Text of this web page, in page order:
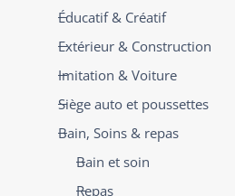
Éducatif & Créatif
Extérieur & Construction
Imitation & Voiture
Siège auto et poussettes
Bain, Soins & repas
Bain et soin
Repas